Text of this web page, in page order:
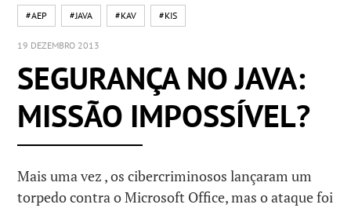
#AEP #JAVA #KAV #KIS
19 DEZEMBRO 2013
SEGURANÇA NO JAVA:
MISSÃO IMPOSSÍVEL?
Mais uma vez , os cibercriminosos lançaram um
torpedo contra o Microsoft Office, mas o ataque foi